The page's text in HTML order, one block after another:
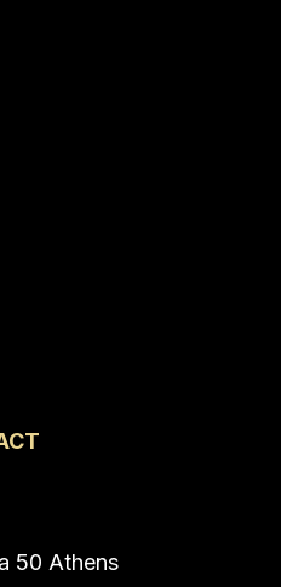
50 Athens